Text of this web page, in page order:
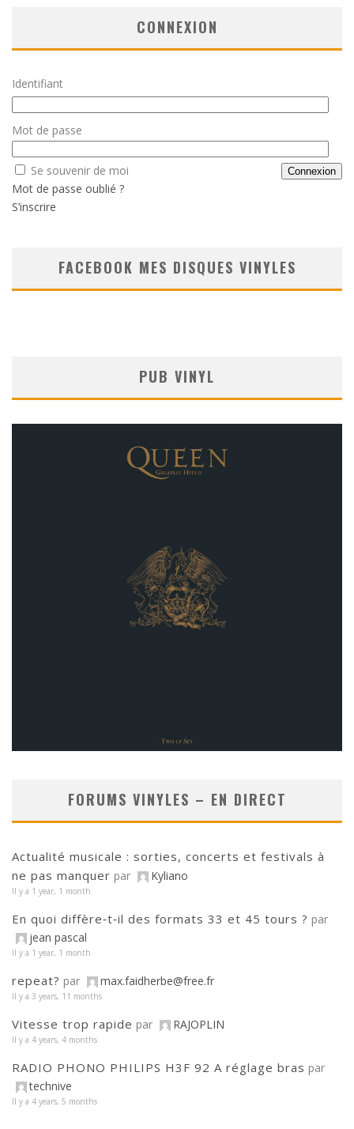
CONNEXION
Identifiant
Mot de passe
Se souvenir de moi
Mot de passe oublié ?
S’inscrire
FACEBOOK MES DISQUES VINYLES
PUB VINYL
FORUMS VINYLES – EN DIRECT
Actualité musicale : sorties, concerts et festivals à
ne pas manquer par Kyliano
Il y a 1 year, 1 month
En quoi diffère‑t‑il des formats 33 et 45 tours ? par
jean pascal
Il y a 1 year, 1 month
repeat? par max.faidherbe@free.fr
Il y a 3 years, 11 months
Vitesse trop rapide par RAJOPLIN
Il y a 4 years, 4 months
RADIO PHONO PHILIPS H3F 92 A réglage bras par
technive
Il y a 4 years, 5 months